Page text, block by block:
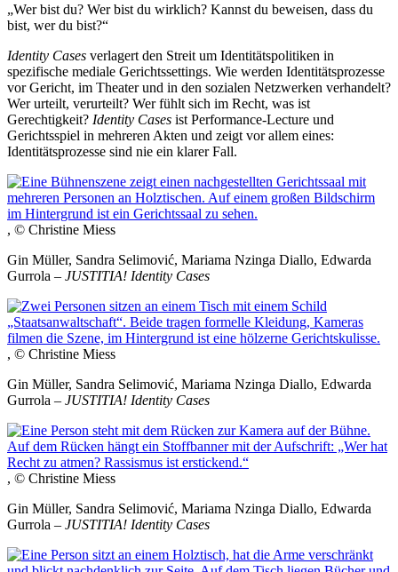
„Wer bist du? Wer bist du wirklich? Kannst du beweisen, dass du
bist, wer du bist?“
Identity Cases verlagert den Streit um Identitätspolitiken in
spezifische mediale Gerichtssettings. Wie werden Identitätsprozesse
vor Gericht, im Theater und in den sozialen Netzwerken verhandelt?
Wer urteilt, verurteilt? Wer fühlt sich im Recht, was ist
Gerechtigkeit? Identity Cases ist Performance-Lecture und
Gerichtsspiel in mehreren Akten und zeigt vor allem eines:
Identitätsprozesse sind nie ein klarer Fall.
, © Christine Miess
Gin Müller, Sandra Selimović, Mariama Nzinga Diallo, Edwarda
Gurrola – JUSTITIA! Identity Cases
, © Christine Miess
Gin Müller, Sandra Selimović, Mariama Nzinga Diallo, Edwarda
Gurrola – JUSTITIA! Identity Cases
, © Christine Miess
Gin Müller, Sandra Selimović, Mariama Nzinga Diallo, Edwarda
Gurrola – JUSTITIA! Identity Cases